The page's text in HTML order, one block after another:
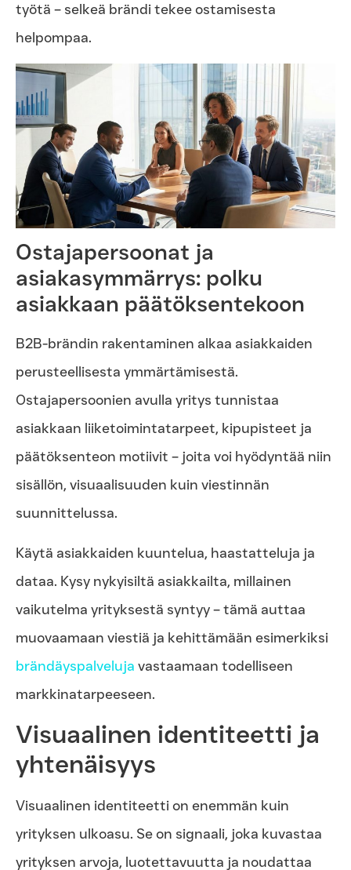
työtä – selkeä brändi tekee ostamisesta
helpompaa.
Ostajapersoonat ja
asiakasymmärrys: polku
asiakkaan päätöksentekoon
B2B-brändin rakentaminen alkaa asiakkaiden
perusteellisesta ymmärtämisestä.
Ostajapersoonien avulla yritys tunnistaa
asiakkaan liiketoimintatarpeet, kipupisteet ja
päätöksenteon motiivit – joita voi hyödyntää niin
sisällön, visuaalisuuden kuin viestinnän
suunnittelussa.
Käytä asiakkaiden kuuntelua, haastatteluja ja
dataa. Kysy nykyisiltä asiakkailta, millainen
vaikutelma yrityksestä syntyy – tämä auttaa
muovaamaan viestiä ja kehittämään esimerkiksi
brändäyspalveluja vastaamaan todelliseen
markkinatarpeeseen.
Visuaalinen identiteetti ja
yhtenäisyys
Visuaalinen identiteetti on enemmän kuin
yrityksen ulkoasu. Se on signaali, joka kuvastaa
yrityksen arvoja, luotettavuutta ja noudattaa